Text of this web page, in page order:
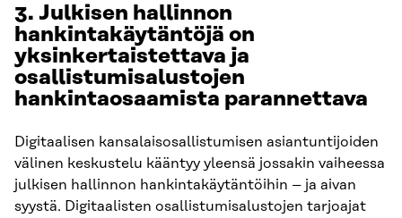
3. Julkisen hallinnon
hankintakäytäntöjä on
yksinkertaistettava ja
osallistumisalustojen
hankintaosaamista parannettava
Digitaalisen kansalaisosallistumisen asiantuntijoiden
välinen keskustelu kääntyy yleensä jossakin vaiheessa
julkisen hallinnon hankintakäytäntöihin – ja aivan
syystä. Digitaalisten osallistumisalustojen tarjoajat